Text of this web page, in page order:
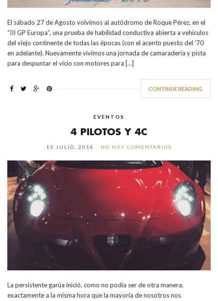
El sábado 27 de Agosto volvimos al autódromo de Roque Pérez, en el
“III GP Europa”, una prueba de habilidad conductiva abierta a vehículos
del viejo continente de todas las épocas (con el acento puesto del ’70
en adelante). Nuevamente vivimos una jornada de camaradería y pista
para despuntar el vicio con motores para […]
CONTINUE READING
EVENTOS
4 PILOTOS Y 4C
15 JULIO, 2016 NO HAY COMENTARIOS
La persistente garúa inició, como no podía ser de otra manera,
exactamente a la misma hora que la mayoría de nosotros nos